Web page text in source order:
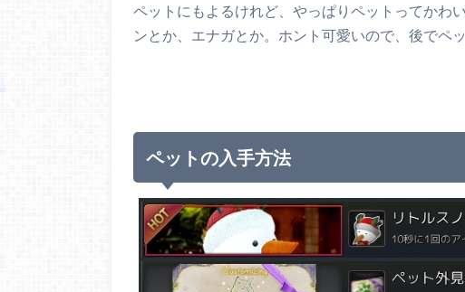
ペットにもよるけれど、やっぱりペットってかわ
ンとか、エナガとか。ホント可愛いので、後でペ
ペットの入手方法